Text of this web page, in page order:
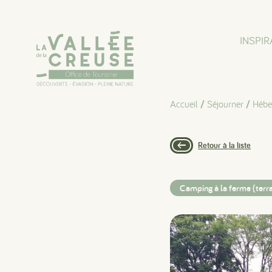
Accueil / Séjourner /
Retour à la liste
Camping à la ferme